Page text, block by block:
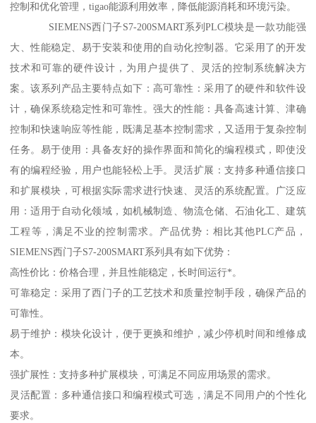
控制和优化管理，tigao能源利用效率，降低能源消耗和环境污染。
SIEMENS西门子S7-200SMART系列PLC模块是一款功能强
大、性能稳定、易于安装和使用的自动化控制器。它采用了的开发
技术和可靠的硬件设计，为用户提供了、灵活的控制系统解决方
案。该系列产品主要特点如下：高可靠性：采用了的硬件和软件设
计，确保系统稳定性和可靠性。强大的性能：具备高速计算、津确
控制和快速响应等性能，既满足基本控制需求，又适用于复杂控制
任务。易于使用：具备友好的操作界面和简化的编程模式，即使没
有的编程经验，用户也能轻松上手。灵活扩展：支持多种通信接口
和扩展模块，可根据实际需求进行快速、灵活的系统配置。广泛应
用：适用于自动化领域，如机械制造、物流仓储、石油化工、建筑
工程等，满足不业的控制需求。产品优势：相比其他PLC产品，
SIEMENS西门子S7-200SMART系列具有如下优势：
高性价比：价格合理，并且性能稳定，长时间运行*。
可靠稳定：采用了西门子的工艺技术和质量控制手段，确保产品的
可靠性。
易于维护：模块化设计，便于更换和维护，减少停机时间和维修成
本。
强扩展性：支持多种扩展模块，可满足不同应用场景的需求。
灵活配置：多种通信接口和编程模式可选，满足不同用户的个性化
要求。